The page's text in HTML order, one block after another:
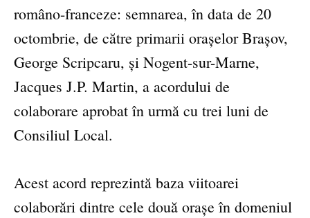
româno-franceze: semnarea, în data de 20
octombrie, de către primarii orașelor Brașov,
George Scripcaru, și Nogent-sur-Marne,
Jacques J.P. Martin, a acordului de
colaborare aprobat în urmă cu trei luni de
Consiliul Local.
Acest acord reprezintă baza viitoarei
colaborări dintre cele două orașe în domeniul